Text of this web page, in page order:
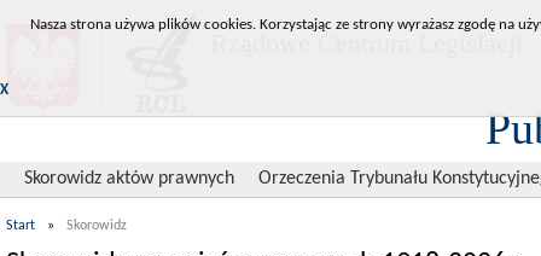
Skorowidz aktów prawnych Orzeczenia Trybunału
Start » Skorowidz
Nasza strona używa plików cookies. Korzystając ze strony wyrażasz zgodę na
X